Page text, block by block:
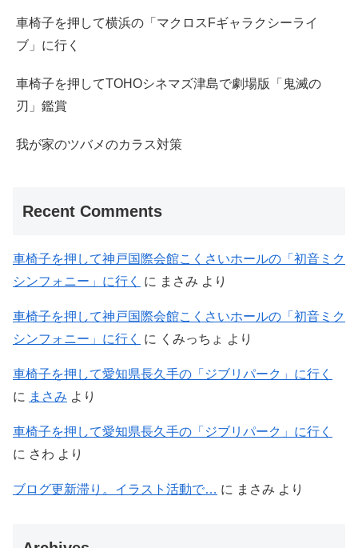
車椅子を押して横浜の「マクロスFギャラクシーライ
ブ」に行く
車椅子を押してTOHOシネマズ津島で劇場版「鬼滅の
刃」鑑賞
我が家のツバメのカラス対策
Recent Comments
車椅子を押して神戸国際会館こくさいホールの「初音ミク
シンフォニー」に行く
に まさみ より
車椅子を押して神戸国際会館こくさいホールの「初音ミク
シンフォニー」に行く
に くみっちょ より
車椅子を押して愛知県長久手の「ジブリパーク」に行く
に まさみ より
車椅子を押して愛知県長久手の「ジブリパーク」に行く
に さわ より
ブログ更新滞り。イラスト活動で… に まさみ より